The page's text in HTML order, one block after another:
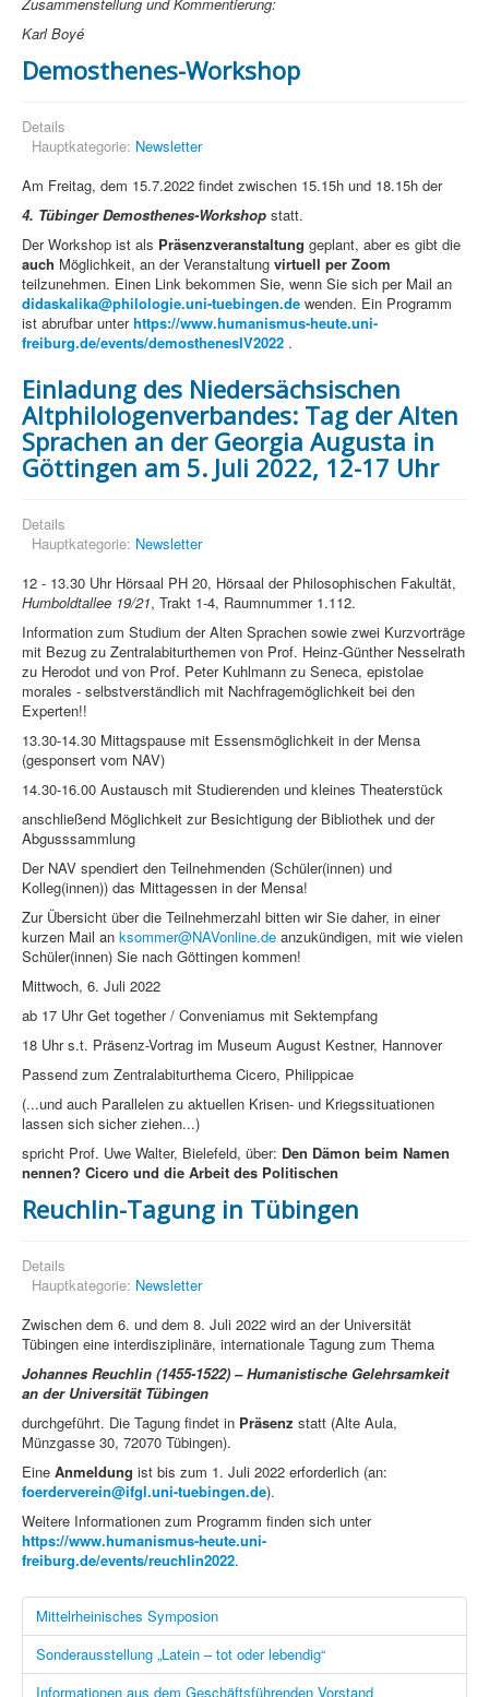
Karl Boyé
Demosthenes-Workshop
Details
Hauptkategorie: Newsletter
Am Freitag, dem 15.7.2022 findet zwischen 15.15h und 18.15h der
4. Tübinger Demosthenes-Workshop statt.
Der Workshop ist als Präsenzveranstaltung geplant, aber es gibt die
auch Möglichkeit, an der Veranstaltung virtuell per Zoom
teilzunehmen. Einen Link bekommen Sie, wenn Sie sich per Mail an
didaskalika@philologie.uni-tuebingen.de wenden. Ein Programm
ist abrufbar unterhttps://www.humanismus-heute.uni-
freiburg.de/events/demosthenesIV2022 .
Einladung des Niedersächsischen
Altphilologenverbandes: Tag der Alten
Sprachen an der Georgia Augusta in
Göttingen am 5. Juli 2022, 12-17 Uhr
Details
Hauptkategorie: Newsletter
12 - 13.30 Uhr Hörsaal PH 20, Hörsaal der Philosophischen Fakultät,
Humboldtallee 19/21, Trakt 1-4, Raumnummer 1.112.
Information zum Studium der Alten Sprachen sowie zwei Kurzvorträge
mit Bezug zu Zentralabiturthemen von Prof. Heinz-Günther Nesselrath
zu Herodot und von Prof. Peter Kuhlmann zu Seneca, epistolae
morales - selbstverständlich mit Nachfragemöglichkeit bei den
Experten!!
13.30-14.30 Mittagspause mit Essensmöglichkeit in der Mensa
(gesponsert vom NAV)
14.30-16.00 Austausch mit Studierenden und kleines Theaterstück
anschließend Möglichkeit zur Besichtigung der Bibliothek und der
Abgusssammlung
Der NAV spendiert den Teilnehmenden (Schüler(innen) und
Kolleg(innen)) das Mittagessen in der Mensa!
Zur Übersicht über die Teilnehmerzahl bitten wir Sie daher, in einer
kurzen Mail an ksommer@NAVonline.de anzukündigen, mit wie vielen
Schüler(innen) Sie nach Göttingen kommen!
Mittwoch, 6. Juli 2022
ab 17 Uhr Get together / Conveniamus mit Sektempfang
18 Uhr s.t. Präsenz-Vortrag im Museum August Kestner, Hannover
Passend zum Zentralabiturthema Cicero, Philippicae
(...und auch Parallelen zu aktuellen Krisen- und Kriegssituationen
lassen sich sicher ziehen...)
spricht Prof. Uwe Walter, Bielefeld, über: Den Dämon beim Namen
nennen? Cicero und die Arbeit des Politischen
Reuchlin-Tagung in Tübingen
Details
Hauptkategorie: Newsletter
Zwischen dem 6. und dem 8. Juli 2022 wird an der Universität
Tübingen eine interdisziplinäre, internationale Tagung zum Thema
Johannes Reuchlin (1455-1522) –Humanistische Gelehrsamkeit
an der Universität Tübingen
durchgeführt. Die Tagung findet in Präsenz statt (Alte Aula,
Münzgasse 30, 72070 Tübingen).
Eine Anmeldung ist bis zum 1. Juli 2022 erforderlich (an:
foerderverein@ifgl.uni-tuebingen.de).
Weitere Informationen zum Programm finden sich unter
https://www.humanismus-heute.uni-
freiburg.de/events/reuchlin2022.
Mittelrheinisches Symposion
Sonderausstellung „Latein – tot oder lebendig“
Informationen aus dem Geschäftsführenden Vorstand